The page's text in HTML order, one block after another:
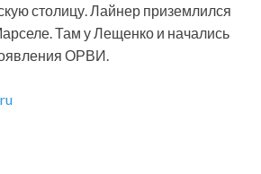
столицу. Лайнер приземлился
Там у Лещенко и начались
ОРВИ.